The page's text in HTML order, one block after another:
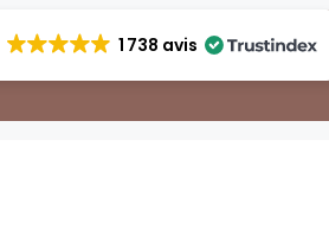
1 738 avis